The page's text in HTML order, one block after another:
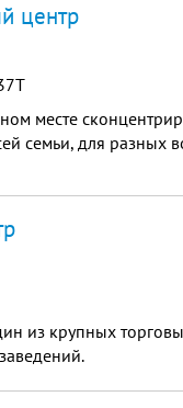
центр
месте
семьи, для разных
из крупных